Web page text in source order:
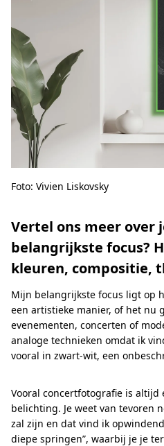
Foto: Vivien Liskovsky
Vertel ons meer over
belangrijkste focus?
kleuren, compositie,
Mijn belangrijkste focus ligt op
een artistieke manier, of het nu
evenementen, concerten of
analoge technieken omdat ik
vooral in zwart-wit, een
Vooral concertfotografie is
belichting. Je weet van tevoren
zal zijn en dat vind ik
diepe springen”, waarbij je je